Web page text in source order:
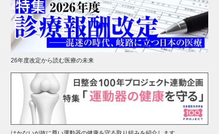
26年度改定から読む医療の未来